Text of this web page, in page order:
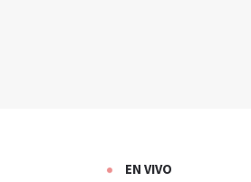
EN VIVO